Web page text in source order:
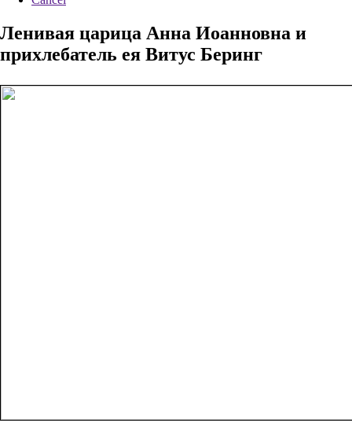
Ленивая царица Анна Иоанновна и
прихлебатель ея Витус Беринг